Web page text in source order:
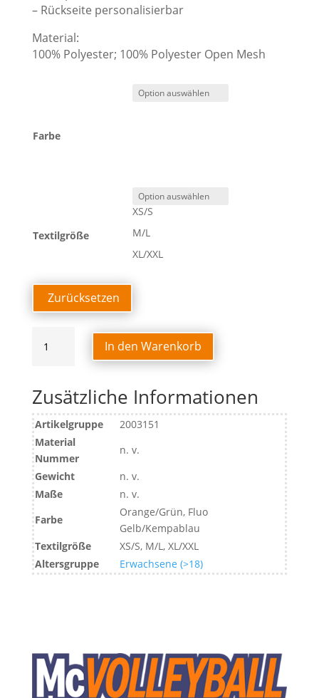
– Rückseite personalisierbar
Material:
100% Polyester; 100% Polyester Open Mesh
Farbe
Textilgröße
XS/S
M/L
XL/XXL
Zurücksetzen
MARKIERUNGSHEMDIn den Warenkorb
Zusätzliche Informationen
Artikelgruppe
2003151
Material
Nummer
n. v.
Gewicht
n. v.
Maße
n. v.
Farbe
Orange/Grün, Fluo
Gelb/Kempablau
Textilgröße
XS/S, M/L, XL/XXL
Altersgruppe
Erwachsene (>18)